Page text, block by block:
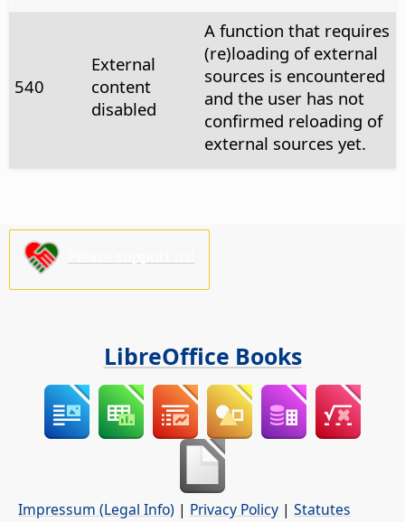
540
External
content
disabled
A function that requires
(re)loading of external
sources is encountered
and the user has not
confirmed reloading of
external sources yet.
LibreOffice Books
Impressum (Legal Info) | Privacy Policy | Statutes